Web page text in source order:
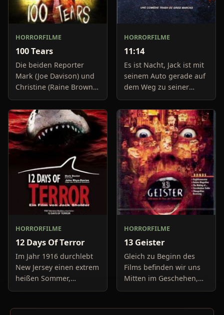
HORRORFILME
100 Tears
Die beiden Reporter
Mark (Joe Davison) und
Christine (Raine Brown)
haben keine Lust mehr
auf belanglose
Boulevard-Meldungen
und befassen sich
neuerdings mit Se
HORRORFILME
11:14
Es ist Nacht, Jack ist mit
seinem Auto gerade auf
dem Weg zu seiner
Freundin, um diese
abzuholen. Die Uhr im
Auto springt auf 11:14h,
genau in dem Moment
fäll
HORRORFILME
12 Days Of Terror
Im Jahr 1916 durchlebt
New Jersey einen extrem
heißen Sommer,
während in Europa der
Bewohner eines kleinen
HORRORFILME
13 Geister
Gleich zu Beginn des
Films befinden wir uns
Mitten im Geschehen,
eine Gruppe von Leuten
Cyrus Kriticus und